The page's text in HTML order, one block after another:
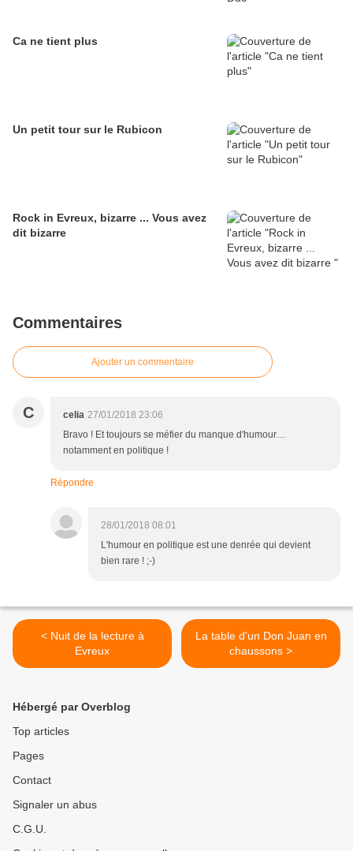
Ca ne tient plus
Un petit tour sur le Rubicon
Rock in Evreux, bizarre ... Vous avez
dit bizarre
Commentaires
Ajouter un commentaire
C celia 27/01/2018 23:06
Bravo ! Et toujours se méfier du manque d'humour…
notamment en politique !
Répondre
28/01/2018 08:01
L'humour en politique est une denrée qui devient
bien rare ! ;-)
< Nuit de la lecture à
Evreux
La table d'un Don Juan en
chaussons >
Hébergé par Overblog
Top articles
Pages
Contact
Signaler un abus
C.G.U.